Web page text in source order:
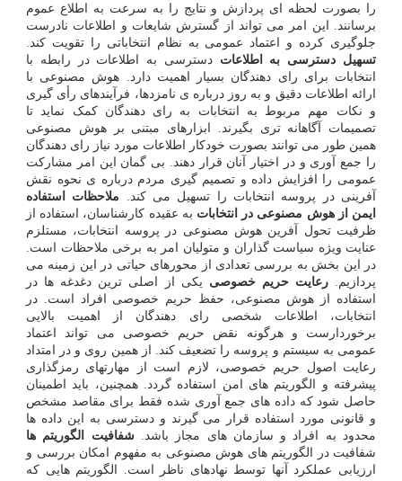
را بصورت لحظه ای پردازش و نتایج را به سرعت به اطلاع عموم
برسانند. این امر می تواند از گسترش شایعات و اطلاعات نادرست
جلوگیری کرده و اعتماد عمومی به نظام انتخاباتی را تقویت کند.
تسهیل دسترسی به اطلاعات دسترسی به اطلاعات در رابطه با
انتخابات برای رای دهندگان بسیار اهمیت دارد. هوش مصنوعی با
ارائه اطلاعات دقیق و به روز درباره ی نامزدها، فرآیندهای رأی گیری
و نکات مهم مربوط به انتخابات به رای دهندگان کمک نماید تا
تصمیمات آگاهانه تری بگیرند. ابزارهای مبتنی بر هوش مصنوعی
همین طور می توانند بصورت خودکار اطلاعات مورد نیاز رای دهندگان
را جمع آوری و در اختیار آنان قرار دهند. بی گمان این امر مشارکت
عمومی را افزایش داده و تصمیم گیری مردم درباره ی نحوه نقش
آفرینی در پروسه انتخابات را تسهیل می کند. ملاحظات استفاده
ایمن از هوش مصنوعی در انتخابات به عقیده کارشناسان، استفاده از
ظرفیت تحول آفرین هوش مصنوعی در پروسه انتخابات، مستلزم
عنایت ویژه سیاست گذاران و متولیان امر به برخی ملاحظات است.
در این بخش به بررسی تعدادی از محورهای حیاتی در این زمینه می
پردازیم.رعایت حریم خصوصی یکی از اصلی ترین دغدغه ها در
استفاده از هوش مصنوعی، حفظ حریم خصوصی افراد است. در
انتخابات، اطلاعات شخصی رای دهندگان از اهمیت بالایی
برخوردارست و هرگونه نقض حریم خصوصی می تواند اعتماد
عمومی به سیستم و پروسه را تضعیف کند. از همین روی و در امتداد
رعایت اصول حریم خصوصی، لازم است از مهارتهای رمزگذاری
پیشرفته و الگوریتم های امن استفاده گردد. همچنین، باید اطمینان
حاصل شود که داده های جمع آوری شده فقط برای مقاصد مشخص
و قانونی مورد استفاده قرار می گیرند و دسترسی به این داده ها
محدود به افراد و سازمان های مجاز باشد.شفافیت الگوریتم ها
شفافیت در الگوریتم های هوش مصنوعی به مفهوم امکان بررسی و
ارزیابی عملکرد آنها توسط نهادهای ناظر است. الگوریتم هایی که